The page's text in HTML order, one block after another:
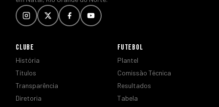
CLUBE
História
Títulos
Transparência
Diretoria
FUTEBOL
Plantel
Comissão Técnica
Resultados
Tabela